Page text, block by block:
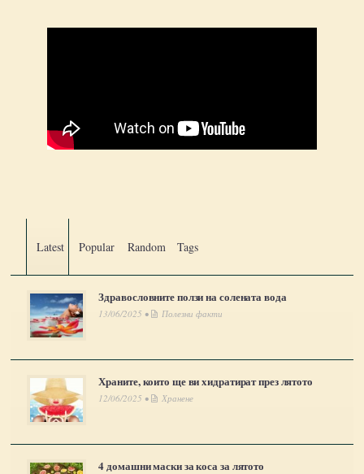
Latest Popular Random Tags
Здравословните ползи на солената вода
13/06/2025 • Полезни факти
Храните, които ще ви хидратират през лятото
12/06/2025 • Хранене
4 домашни маски за коса за лятото